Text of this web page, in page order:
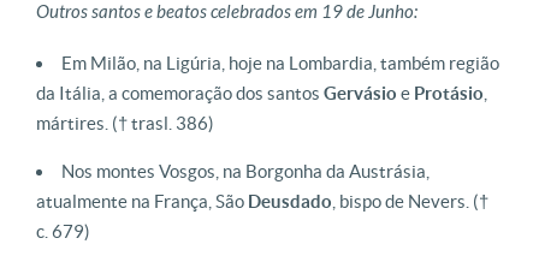
Outros santos e beatos celebrados em 19 de Junho:
Em Milão, na Ligúria, hoje na Lombardia, também região
da Itália, a comemoração dos santos Gervásio e Protásio
mártires. († trasl. 386)
Nos montes Vosgos, na Borgonha da Austrásia,
atualmente na França, São Deusdado , bispo de Nevers. (†
c. 679)